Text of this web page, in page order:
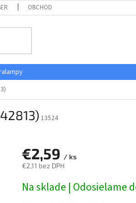
OBCHODNÉ PODMIENKY
13524
€2,59 / ks
€2,11 bez DPH
cena:
Na sklade | Odosielame